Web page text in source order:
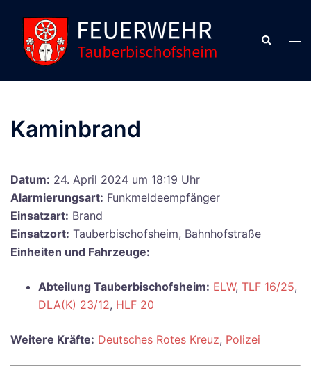
Inhalt
springen
Suche
Kaminbrand
Datum: 24. April 2024 um 18:19 Uhr
Alarmierungsart: Funkmeldeempfänger
Einsatzart: Brand
Einsatzort: Tauberbischofsheim, Bahnhofstraße
Einheiten und Fahrzeuge:
Abteilung Tauberbischofsheim: ELW, TLF 16/25,
DLA(K) 23/12, HLF 20
Weitere Kräfte: Deutsches Rotes Kreuz, Polizei